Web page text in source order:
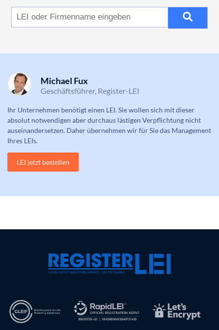
Michael Fux
Geschäftsführer, Register-LEI
Ihr Unternehmen benötigt einen LEI. Sie wollen sich mit dieser
absolut notwendigen aber durchaus lästigen Verpflichtung nicht
auseinandersetzen. Daher übernehmen wir für Sie das Management
Ihres LEIs.
LEI jetzt bestellen